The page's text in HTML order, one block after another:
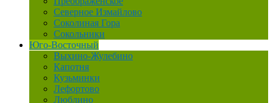
Северное Измайлово
Соколиная Гора
Сокольники
Юго-Восточный
Выхино-Жулебино
Капотня
Кузьминки
Лефортово
Люблино